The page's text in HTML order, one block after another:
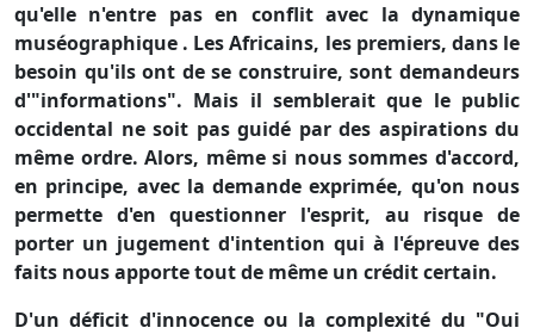
qu'elle n'entre pas en conflit avec la dynamique
muséographique . Les Africains, les premiers, dans le
besoin qu'ils ont de se construire, sont demandeurs
d'"informations". Mais il semblerait que le public
occidental ne soit pas guidé par des aspirations du
même ordre. Alors, même si nous sommes d'accord,
en principe, avec la demande exprimée, qu'on nous
permette d'en questionner l'esprit, au risque de
porter un jugement d'intention qui à l'épreuve des
faits nous apporte tout de même un crédit certain.
D'un déficit d'innocence ou la complexité du "Oui